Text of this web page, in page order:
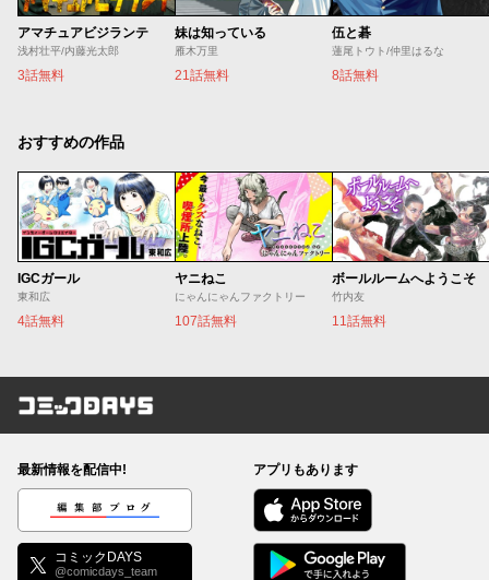
アマチュアビジランテ
浅村壮平/内藤光太郎
3話無料
妹は知っている
雁木万里
21話無料
伍と碁
蓮尾トウト/仲里はるな
8話無料
おすすめの作品
IGCガール
東和広
4話無料
ヤニねこ
にゃんにゃんファクトリー
107話無料
ボールルームへようこそ
竹内友
11話無料
コミックDAYS
最新情報を配信中!
編集部ブログ
コミックDAYS
@comicdays_team
アプリもあります